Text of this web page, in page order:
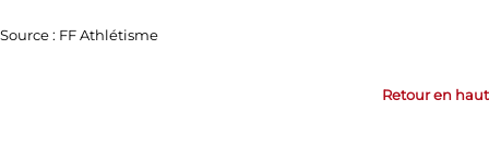
Source : FF Athlétisme
Retour en haut